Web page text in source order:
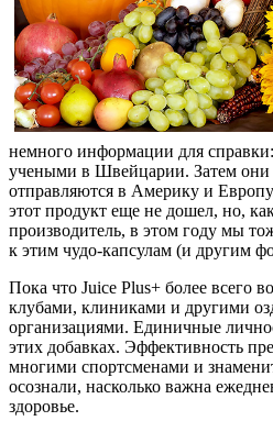
немного информации для
учеными в Швейцарии. Затем
отправляются в Америку и
этот продукт еще не дошел, но,
производитель, в этом году мы
к этим чудо-капсулам (и другим
Пока что Juice Plus+ более всего
клубами, клиниками и другими
организациями. Единичные
этих добавках. Эффективность
многими спортсменами и
осознали, насколько важна
здоровье.